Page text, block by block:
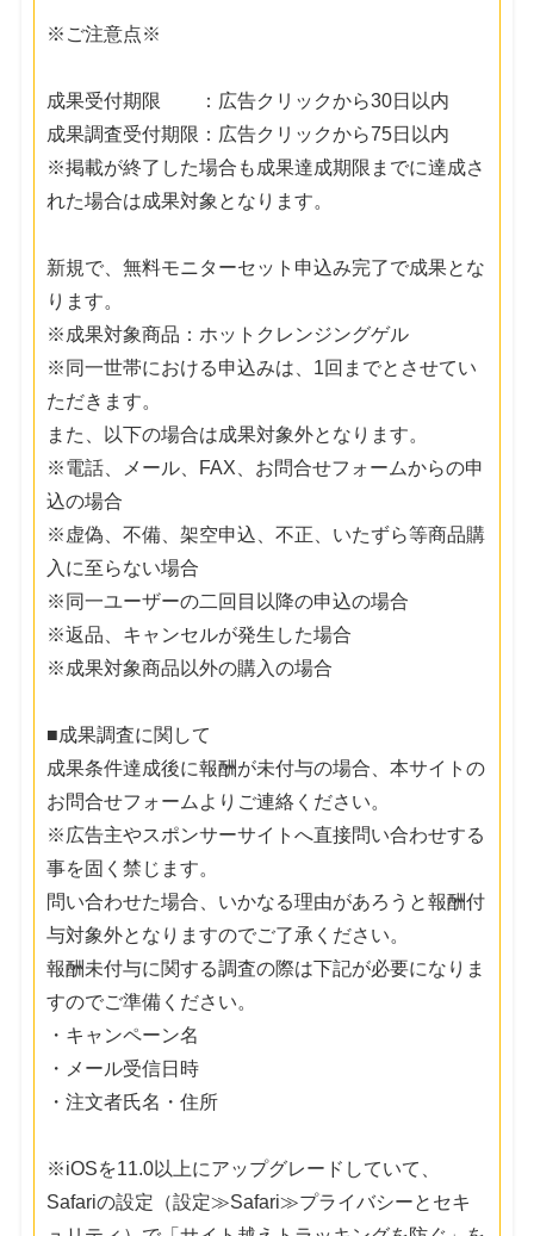
※ご注意点※
成果受付期限 ：広告クリックから30日以内
成果調査受付期限：広告クリックから75日以内
※掲載が終了した場合も成果達成期限までに達成さ
れた場合は成果対象となります。
新規で、無料モニターセット申込み完了で成果とな
ります。
※成果対象商品：ホットクレンジングゲル
※同一世帯における申込みは、1回までとさせてい
ただきます。
また、以下の場合は成果対象外となります。
※電話、メール、FAX、お問合せフォームからの申
込の場合
※虚偽、不備、架空申込、不正、いたずら等商品購
入に至らない場合
※同一ユーザーの二回目以降の申込の場合
※返品、キャンセルが発生した場合
※成果対象商品以外の購入の場合
■成果調査に関して
成果条件達成後に報酬が未付与の場合、本サイトの
お問合せフォームよりご連絡ください。
※広告主やスポンサーサイトへ直接問い合わせする
事を固く禁じます。
問い合わせた場合、いかなる理由があろうと報酬付
与対象外となりますのでご了承ください。
報酬未付与に関する調査の際は下記が必要になりま
すのでご準備ください。
・キャンペーン名
・メール受信日時
・注文者氏名・住所
※iOSを11.0以上にアップグレードしていて、
Safariの設定（設定≫Safari≫プライバシーとセキ